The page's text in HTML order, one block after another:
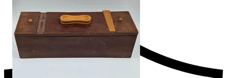
Ersättning om du inte får din vara